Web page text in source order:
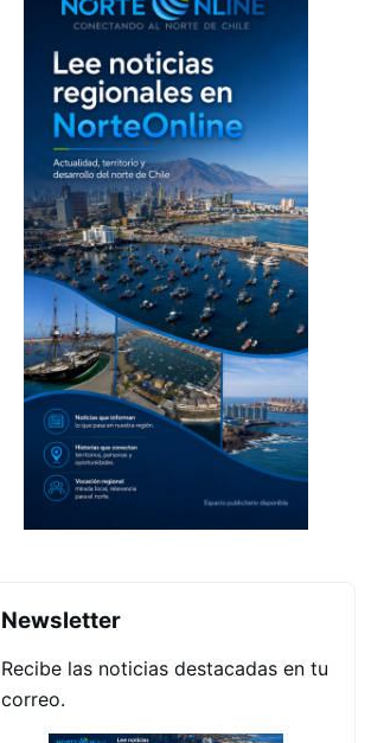
Newsletter
Recibe las noticias destacadas en tu
correo.